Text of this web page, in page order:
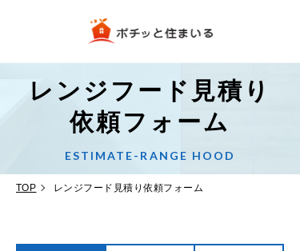
レンジフード見積り
依頼フォーム
ESTIMATE-RANGE HOOD
TOP レンジフード見積り依頼フォーム